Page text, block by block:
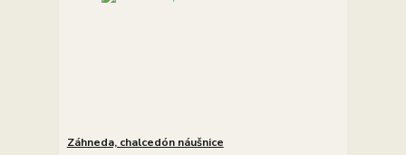
Záhneda, chalcedón náušnice